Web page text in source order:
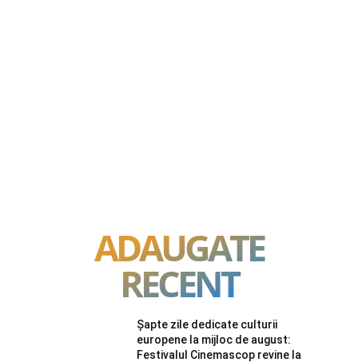
ADAUGATE
RECENT
Șapte zile dedicate culturii
europene la mijloc de august:
Festivalul Cinemascop revine la